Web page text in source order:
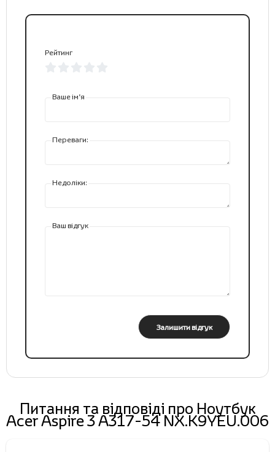
Рейтинг
Ваше ім’я
Переваги:
Недоліки:
Ваш відгук
Залишити відгук
Питання та відповіді про Ноутбук
Acer Aspire 3 A317-54 NX.K9YEU.006